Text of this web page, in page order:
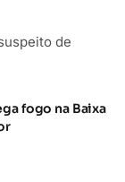
de
fogo na Baixa